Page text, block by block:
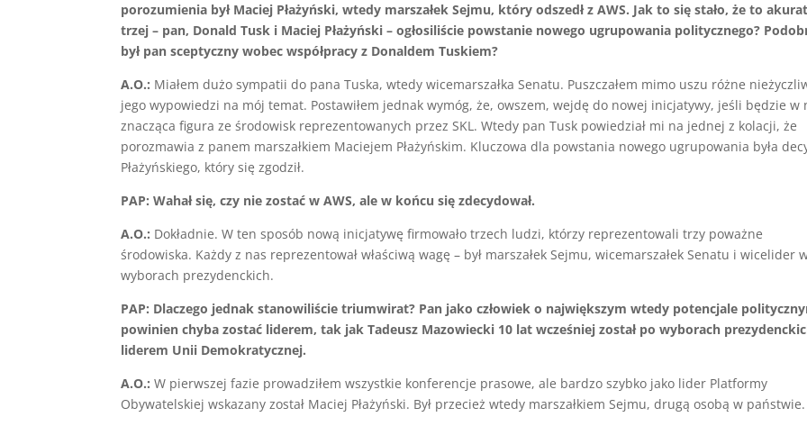
porozumienia był Maciej Płażyński, wtedy marszałek Sejmu, który odszedł z AWS. Jak to się stało, że to
trzej – pan, Donald Tusk i Maciej Płażyński – ogłosiliście powstanie nowego ugrupowania politycznego?
był pan sceptyczny wobec współpracy z Donaldem Tuskiem?
A.O.: Miałem dużo sympatii do pana Tuska, wtedy wicemarszałka Senatu. Puszczałem mimo uszu różne
jego wypowiedzi na mój temat. Postawiłem jednak wymóg, że, owszem, wejdę do nowej inicjatywy, jeśli będzie w
znacząca figura ze środowisk reprezentowanych przez SKL. Wtedy pan Tusk powiedział mi na jednej z kolacji, że
porozmawia z panem marszałkiem Maciejem Płażyńskim. Kluczowa dla powstania nowego ugrupowania była
Płażyńskiego, który się zgodził.
PAP: Wahał się, czy nie zostać w AWS, ale w końcu się zdecydował.
A.O.: Dokładnie. W ten sposób nową inicjatywę firmowało trzech ludzi, którzy reprezentowali trzy poważne
środowiska. Każdy z nas reprezentował właściwą wagę – był marszałek Sejmu, wicemarszałek Senatu i wicelider
wyborach prezydenckich.
PAP: Dlaczego jednak stanowiliście triumwirat? Pan jako człowiek o największym wtedy potencjale
powinien chyba zostać liderem, tak jak Tadeusz Mazowiecki 10 lat wcześniej został po wyborach
liderem Unii Demokratycznej.
A.O.: W pierwszej fazie prowadziłem wszystkie konferencje prasowe, ale bardzo szybko jako lider Platformy
Obywatelskiej wskazany został Maciej Płażyński. Był przecież wtedy marszałkiem Sejmu, drugą osobą w państwie.